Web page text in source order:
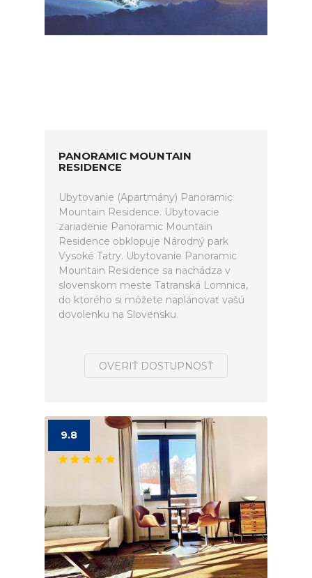
PANORAMIC MOUNTAIN
RESIDENCE
Ubytovanie (Apartmány) Panoramic
Mountain Residence. Ubytovacie
zariadenie Panoramic Mountain
Residence obklopuje Národný park
Vysoké Tatry. Ubytovanie Panoramic
Mountain Residence sa nachádza v
slovenskom meste Tatranská Lomnica,
do ktorého si môžete naplánovať vašú
dovolenku na Slovensku.
OVERIŤ DOSTUPNOSŤ
9.8